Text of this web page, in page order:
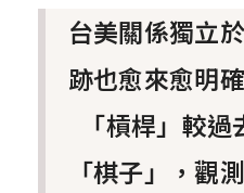
台美關係獨立
跡也愈來愈明
「槓桿」較
「棋子」，觀